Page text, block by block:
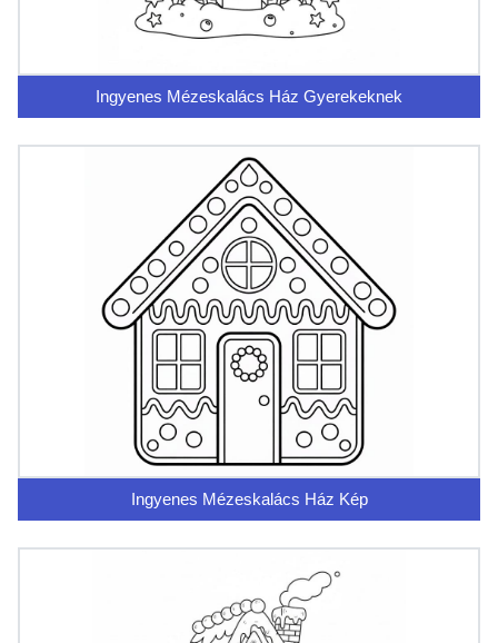
Ingyenes Mézeskalács Ház Gyerekeknek
Ingyenes Mézeskalács Ház Kép